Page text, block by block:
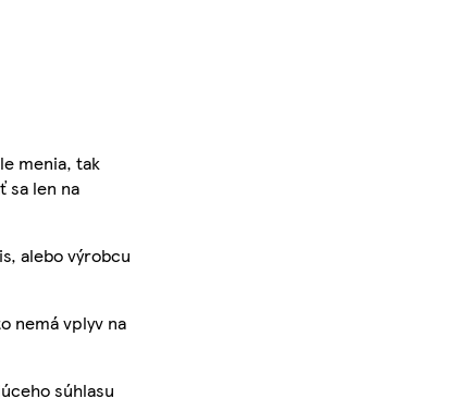
menia, tak
sa len na
alebo výrobcu
nemá vplyv na
súhlasu